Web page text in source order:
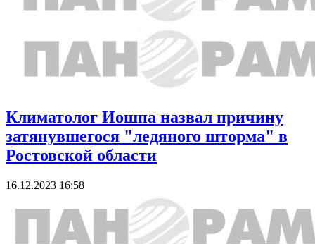
Климатолог Иошпа назвал причину
затянувшегося "ледяного шторма" в
Ростовской области
16.12.2023 16:58